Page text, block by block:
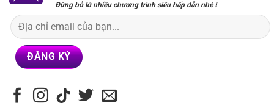
Đừng bỏ lỡ nhiều chương trình siêu hấp dẫn nhé !